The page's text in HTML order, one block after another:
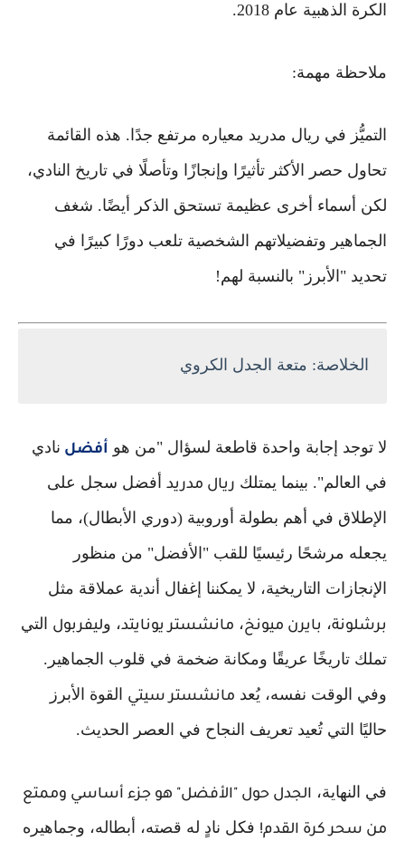
الكرة الذهبية عام 2018.
ملاحظة مهمة:
التميُّز في ريال مدريد معياره مرتفع جدًا. هذه القائمة
تحاول حصر الأكثر تأثيرًا وإنجازًا وتأصلًا في تاريخ النادي،
لكن أسماء أخرى عظيمة تستحق الذكر أيضًا. شغف
الجماهير وتفضيلاتهم الشخصية تلعب دورًا كبيرًا في
تحديد "الأبرز" بالنسبة لهم!
الخلاصة: متعة الجدل الكروي
لا توجد إجابة واحدة قاطعة لسؤال "من هو أفضل نادي
في العالم". بينما يمتلك ريال مدريد أفضل سجل على
الإطلاق في أهم بطولة أوروبية (دوري الأبطال)، مما
يجعله مرشحًا رئيسيًا للقب "الأفضل" من منظور
الإنجازات التاريخية، لا يمكننا إغفال أندية عملاقة مثل
برشلونة، بايرن ميونخ، مانشستر يونايتد، وليفربول
التي
تملك تاريخًا عريقًا ومكانة ضخمة في قلوب الجماهير.
وفي الوقت نفسه، يُعد مانشستر سيتي
القوة الأبرز
حاليًا التي تُعيد تعريف النجاح في العصر الحديث.
في النهاية، الجدل حول "الأفضل" هو جزء أساسي وممتع
من سحر كرة القدم! فكل نادٍ له قصته، أبطاله، وجماهيره